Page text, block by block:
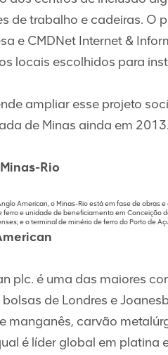
de trabalho e cadeiras. O
e CMDNet Internet &
locais escolhidos para
ampliar esse projeto
de Minas ainda em 2013.
Rio
American, o Minas-Rio está em fase de
ferro e unidade de beneficiamento em Conceição
e o terminal de minério de ferro do Porto de
plc. é uma das maiores
de Londres e
manganês, carvão
é líder global em platina